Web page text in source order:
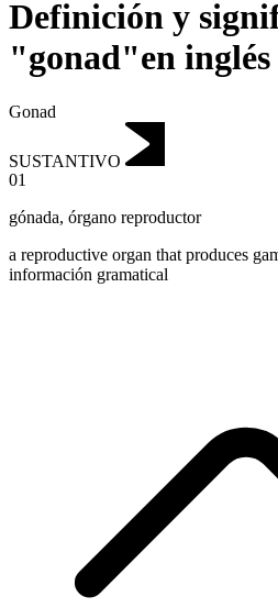
Definición y
"gonad"en inglés
Gonad
SUSTANTIVO
01
gónada, órgano reproductor
a reproductive organ that produces
información gramatical